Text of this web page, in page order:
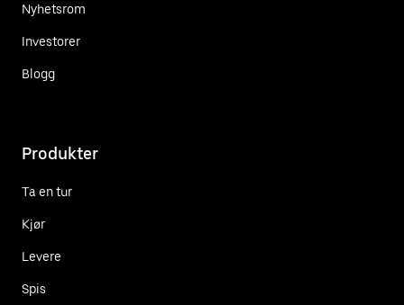
Nyhetsrom
Investorer
Blogg
Produkter
Ta en tur
Kjør
Levere
Spis